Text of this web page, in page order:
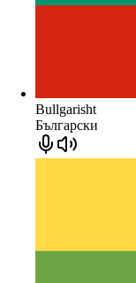
Bullgarisht
Български